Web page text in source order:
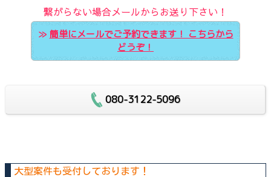
繋がらない場合メールからお送り下さい！
簡単にメールでご予約できます！ こちらから
どうぞ！
080-3122-5096
大型案件も受付しております！